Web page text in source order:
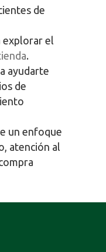
de
explorar el
.
ayudarte
de
un enfoque
atención al